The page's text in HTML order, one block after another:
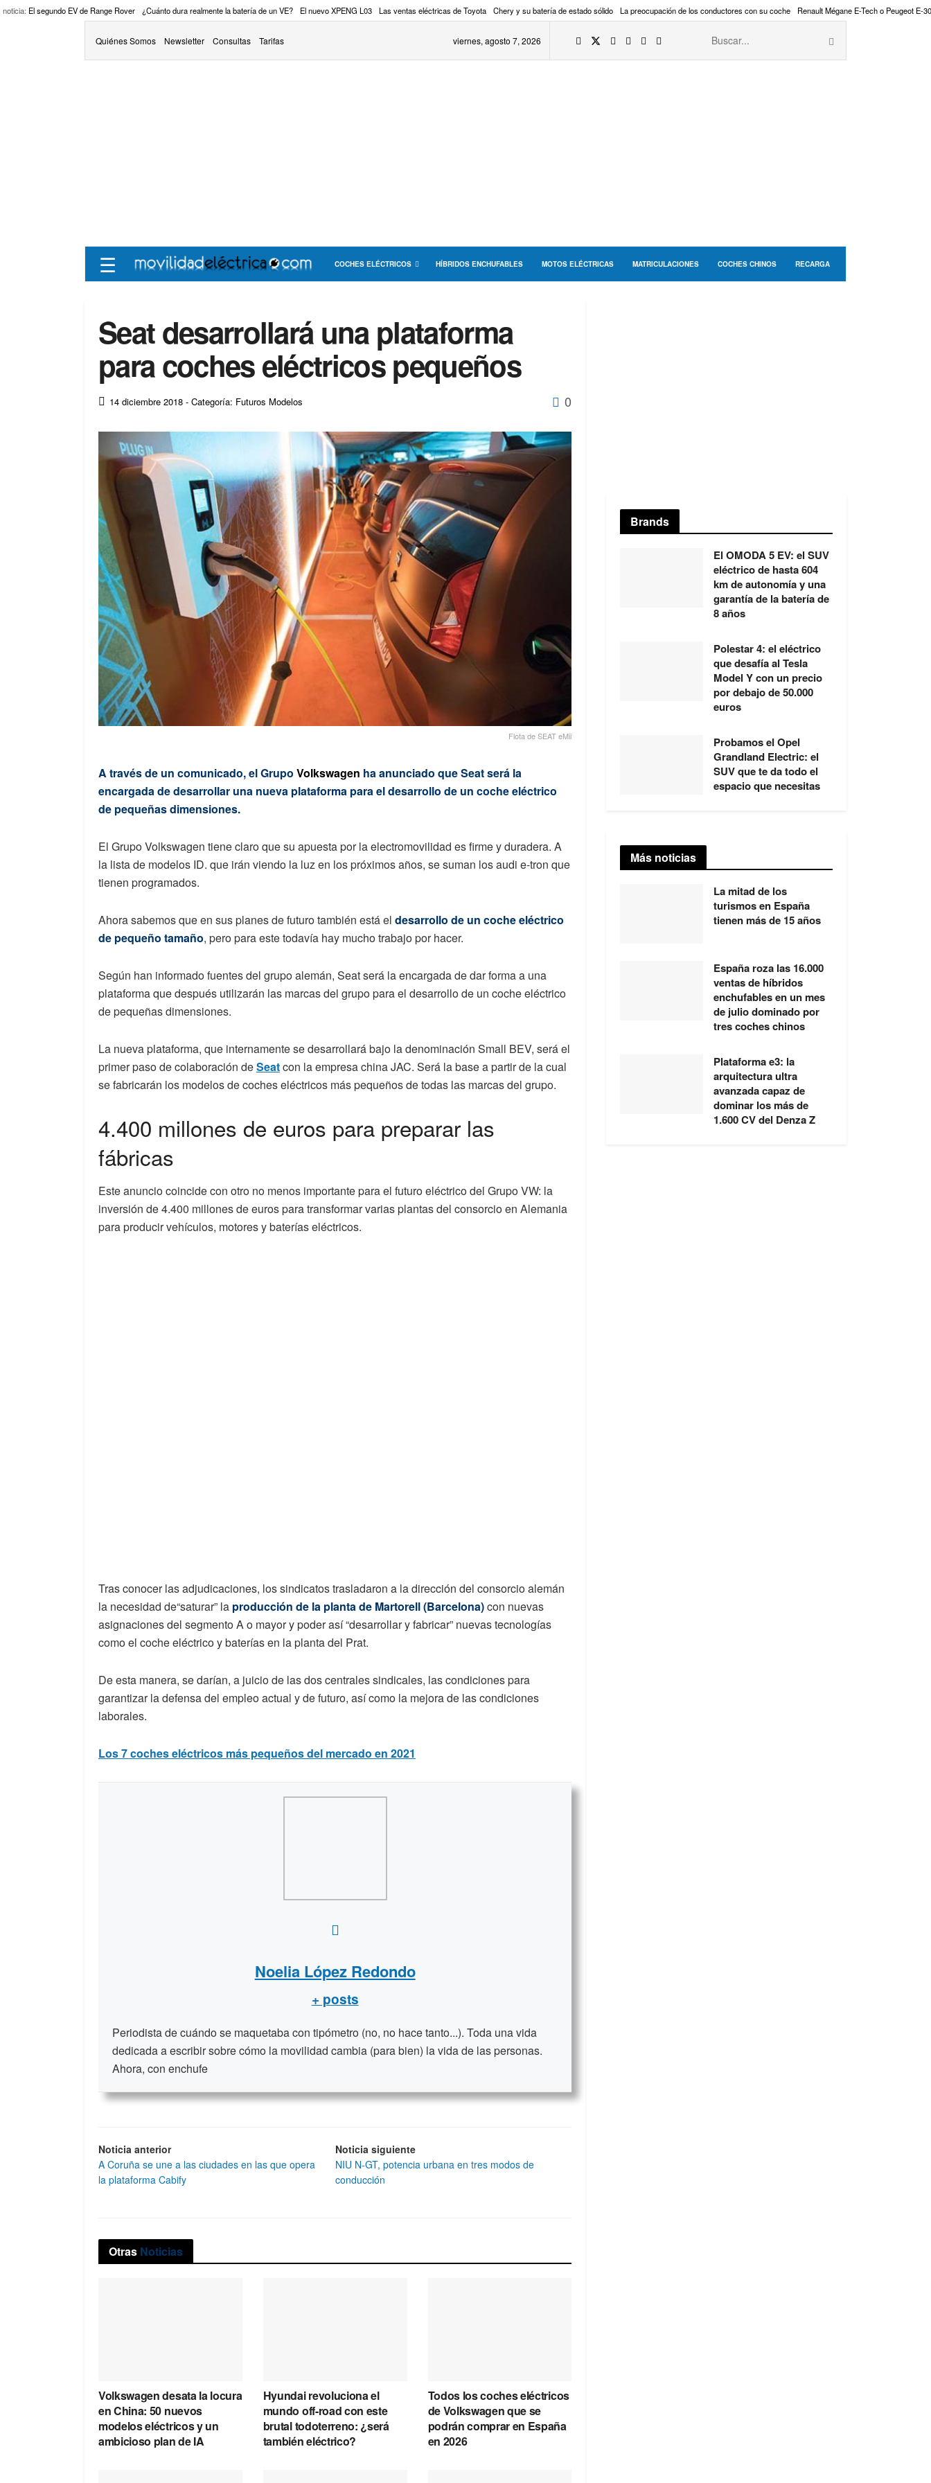
noticia: El segundo EV de Range Rover ¿Cuánto dura realmente la batería de un VE? El nuevo XPENG L03 Las ventas eléctricas de Toyota Chery y su batería de estado sólido La preocupación de los conductores con su coche Renault Mégane E-Tech o Peugeot E-
Quiénes Somos Newsletter Consultas Tarifas viernes, agosto 7, 2026
☰ COCHES ELÉCTRICOS HÍBRIDOS ENCHUFABLES MOTOS ELÉCTRICAS MATRICULACIONES COCHES CHINOS RECARGA
Seat desarrollará una plataforma
para coches eléctricos pequeños
14 diciembre 2018 - Categoría: Futuros Modelos 0
Flota de SEAT eMii
A través de un comunicado, el Grupo Volkswagen ha anunciado que Seat será la
encargada de desarrollar una nueva plataforma para el desarrollo de un coche eléctrico
de pequeñas dimensiones.
El Grupo Volkswagen tiene claro que su apuesta por la electromovilidad es firme y duradera. A
la lista de modelos ID. que irán viendo la luz en los próximos años, se suman los audi e-tron que
tienen programados.
Ahora sabemos que en sus planes de futuro también está el desarrollo de un coche eléctrico
de pequeño tamaño, pero para este todavía hay mucho trabajo por hacer.
Según han informado fuentes del grupo alemán, Seat será la encargada de dar forma a una
plataforma que después utilizarán las marcas del grupo para el desarrollo de un coche eléctrico
de pequeñas dimensiones.
La nueva plataforma, que internamente se desarrollará bajo la denominación Small BEV, será el
primer paso de colaboración deSeatcon la empresa china JAC. Será la base a partir de la cual
se fabricarán los modelos de coches eléctricos más pequeños de todas las marcas del grupo.
4.400 millones de euros para preparar las
fábricas
Este anuncio coincide con otro no menos importante para el futuro eléctrico del Grupo VW: la
inversión de 4.400 millones de euros para transformar varias plantas del consorcio en Alemania
para producir vehículos, motores y baterías eléctricos.
Tras conocer las adjudicaciones, los sindicatos trasladaron a la dirección del consorcio alemán
la necesidad de“saturar” la producción de la planta de Martorell (Barcelona)con nuevas
asignaciones del segmento A o mayor y poder así “desarrollar y fabricar” nuevas tecnologías
como el coche eléctrico y baterías en la planta del Prat.
De esta manera, se darían, a juicio de las dos centrales sindicales, las condiciones para
garantizar la defensa del empleo actual y de futuro, así como la mejora de las condiciones
laborales.
Los 7 coches eléctricos más pequeños del mercado en 2021
Noelia López Redondo
+ posts
Periodista de cuándo se maquetaba con tipómetro (no, no hace tanto...). Toda una vida
dedicada a escribir sobre cómo la movilidad cambia (para bien) la vida de las personas.
Ahora, con enchufe
Noticia anterior
A Coruña se une a las ciudades en las que opera
la plataforma Cabify
Noticia siguiente
NIU N-GT, potencia urbana en tres modos de
conducción
Otras Noticias
Volkswagen desata la locura
en China: 50 nuevos
modelos eléctricos y un
ambicioso plan de IA
Hyundai revoluciona el
mundo off-road con este
brutal todoterreno: ¿será
también eléctrico?
Todos los coches eléctricos
de Volkswagen que se
podrán comprar en España
en 2026
Brands
El OMODA 5 EV: el SUV
eléctrico de hasta 604
km de autonomía y una
garantía de la batería de
8 años
Polestar 4: el eléctrico
que desafía al Tesla
Model Y con un precio
por debajo de 50.000
euros
Probamos el Opel
Grandland Electric: el
SUV que te da todo el
espacio que necesitas
Más noticias
La mitad de los
turismos en España
tienen más de 15 años
España roza las 16.000
ventas de híbridos
enchufables en un mes
de julio dominado por
tres coches chinos
Plataforma e3: la
arquitectura ultra
avanzada capaz de
dominar los más de
1.600 CV del Denza Z